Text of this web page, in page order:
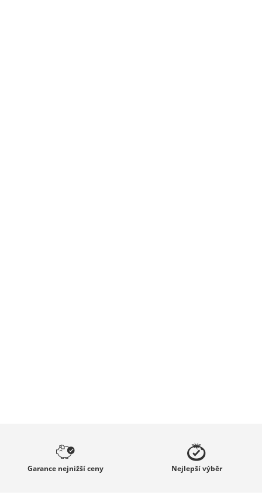
Garance nejnižší ceny Nejlepšívýběr